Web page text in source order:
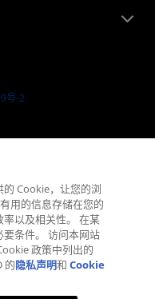
号-2
Cookie，让您的浏
用的信息存储在您的
以及相关性。 在某
条件。 访问本网站
政策中列出的
的隐私声明和Cookie